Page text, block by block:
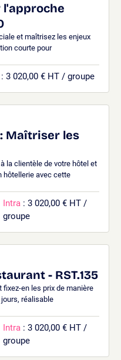
l'approche
et maîtrisez les enjeux
courte pour
: 3 020,00 € HT / groupe
Maîtriser les
la clientèle de votre hôtel et
hôtellerie avec cette
Intra : 3 020,00 € HT /
groupe
- RST.135
en les prix de manière
réalisable
Intra : 3 020,00 € HT /
groupe